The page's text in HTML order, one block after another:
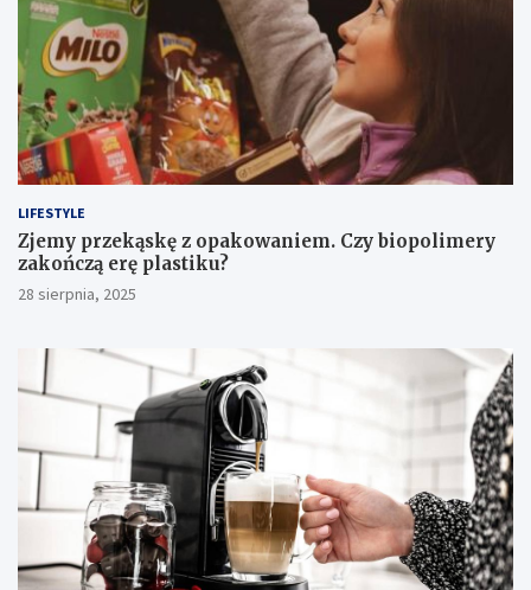
LIFESTYLE
Zjemy przekąskę z opakowaniem. Czy biopolimery
zakończą erę plastiku?
28 sierpnia, 2025